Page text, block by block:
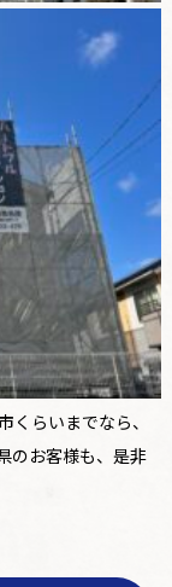
らいまでなら、
のお客様も、是非